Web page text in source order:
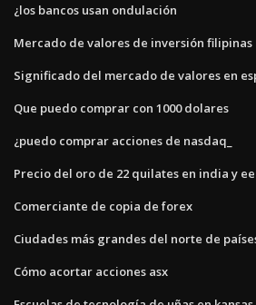
¿los bancos usan ondulación
Mercado de valores de inversión filipinas
Significado del mercado de valores en
Que puedo comprar con 1000 dolares
¿puedo comprar acciones de nasdaq_
Precio del oro de 22 quilates en india y
Comerciante de copia de forex
Ciudades más grandes del norte de
Cómo acortar acciones asx